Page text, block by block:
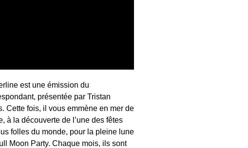
est une émission du
présentée par Tristan
Cette fois, il vous emmène en mer de
à la découverte de l’une des fêtes
folles du monde, pour la pleine lune
Moon Party. Chaque mois, ils sont